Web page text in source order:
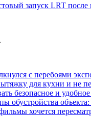
запуск LRT после
с перебоями
для кухни и не
безопасное и
обустройства
хочется